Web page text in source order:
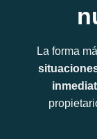
La forma